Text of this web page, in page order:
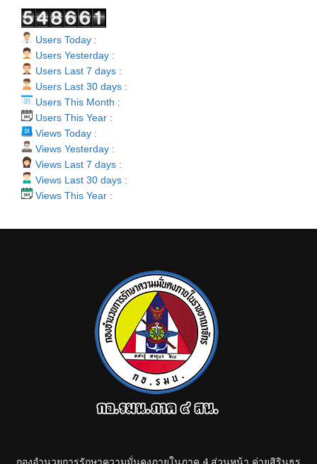
Users Today :
Users Yesterday :
Users Last 7 days :
Users Last 30 days :
Users This Month :
Users This Year :
Views Today :
Views Yesterday :
Views Last 7 days :
Views Last 30 days :
Views This Year :